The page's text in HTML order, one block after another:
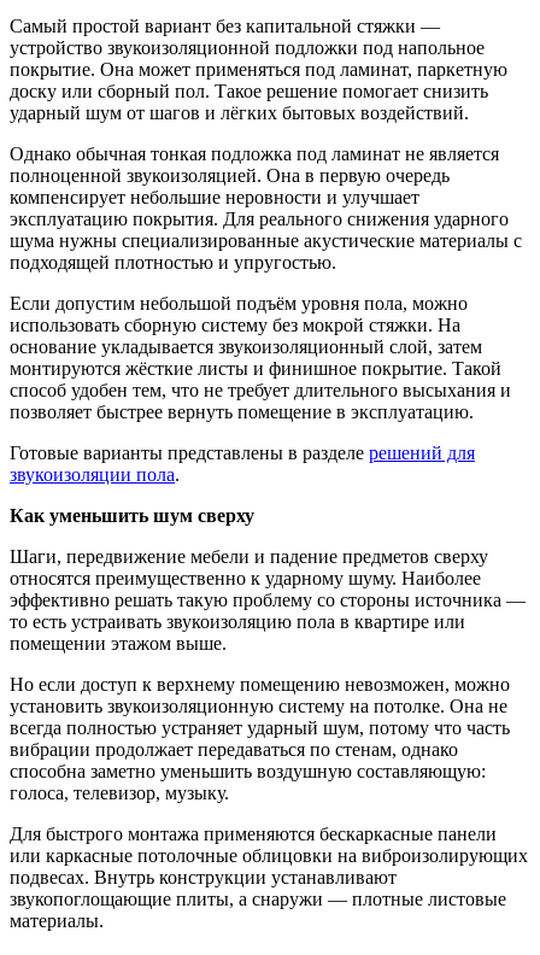
Самый простой вариант без капитальной стяжки —
устройство звукоизоляционной подложки под напольное
покрытие. Она может применяться под ламинат, паркетную
доску или сборный пол. Такое решение помогает снизить
ударный шум от шагов и лёгких бытовых воздействий.
Однако обычная тонкая подложка под ламинат не является
полноценной звукоизоляцией. Она в первую очередь
компенсирует небольшие неровности и улучшает
эксплуатацию покрытия. Для реального снижения ударного
шума нужны специализированные акустические материалы с
подходящей плотностью и упругостью.
Если допустим небольшой подъём уровня пола, можно
использовать сборную систему без мокрой стяжки. На
основание укладывается звукоизоляционный слой, затем
монтируются жёсткие листы и финишное покрытие. Такой
способ удобен тем, что не требует длительного высыхания и
позволяет быстрее вернуть помещение в эксплуатацию.
Готовые варианты представлены в разделе решений для
звукоизоляции пола.
Как уменьшить шум сверху
Шаги, передвижение мебели и падение предметов сверху
относятся преимущественно к ударному шуму. Наиболее
эффективно решать такую проблему со стороны источника —
то есть устраивать звукоизоляцию пола в квартире или
помещении этажом выше.
Но если доступ к верхнему помещению невозможен, можно
установить звукоизоляционную систему на потолке. Она не
всегда полностью устраняет ударный шум, потому что часть
вибрации продолжает передаваться по стенам, однако
способна заметно уменьшить воздушную составляющую:
голоса, телевизор, музыку.
Для быстрого монтажа применяются бескаркасные панели
или каркасные потолочные облицовки на виброизолирующих
подвесах. Внутрь конструкции устанавливают
звукопоглощающие плиты, а снаружи — плотные листовые
материалы.